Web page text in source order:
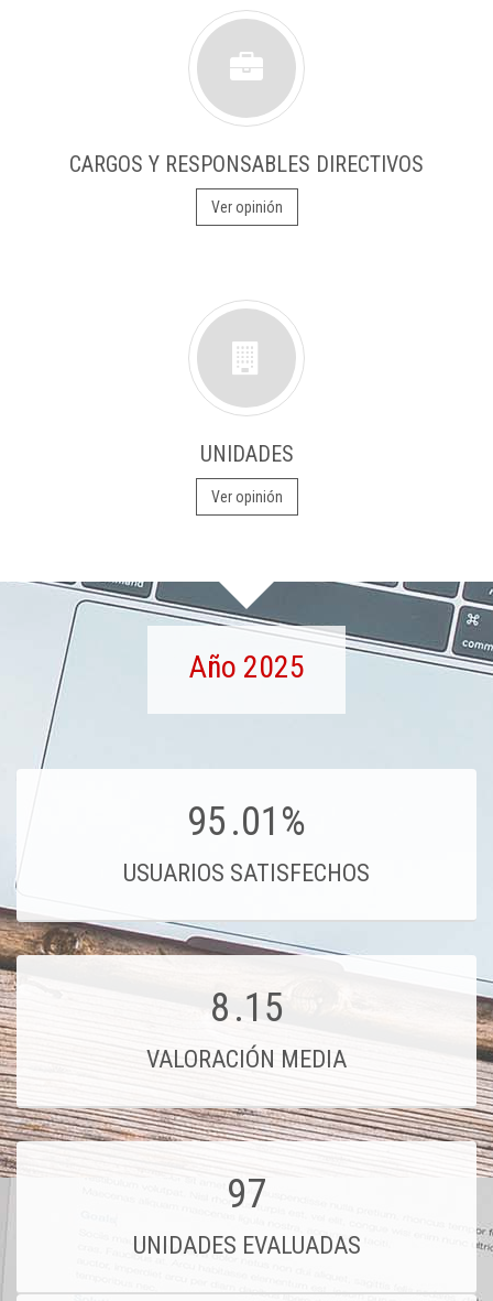
CARGOS Y RESPONSABLES DIRECTIVOS
Ver opinión
UNIDADES
Ver opinión
Año 2025
95.01%
USUARIOS SATISFECHOS
8.15
VALORACIÓN MEDIA
97
UNIDADES EVALUADAS